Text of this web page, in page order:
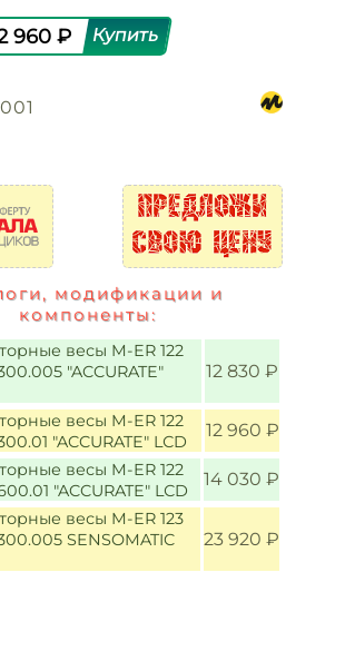
960 ₽
модификации и
компоненты:
весы M-ER 122
"ACCURATE"
12 830 ₽
весы M-ER 122
"ACCURATE" LСD
12 960 ₽
весы M-ER 122
"ACCURATE" LСD
14 030 ₽
весы M-ER 123
SENSOMATIC
23 920 ₽